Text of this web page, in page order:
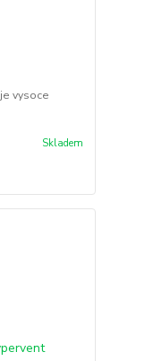
vysoce
Skladem